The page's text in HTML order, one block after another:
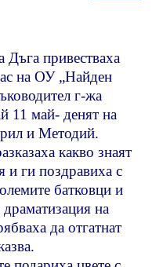
Дъга привестваха
на ОУ „Найден
г-жа
11 май- денят на
и Методий.
какво знаят
и ги поздравиха с
батковци и
на
да отгатнат